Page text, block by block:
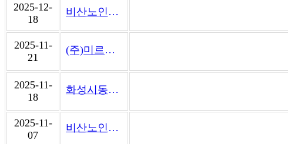
2025-12-
18
비산노인종합복지관
2025-11-
21
(주)미르마에이치알
2025-11-
18
화성시동탄치동천종합사회복지관
2025-11-
07
비산노인종합복지관